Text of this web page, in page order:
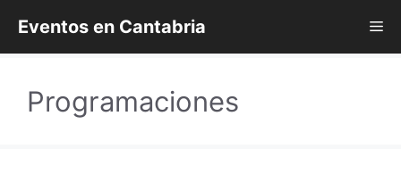
contenido
Eventos en Cantabria
Programaciones